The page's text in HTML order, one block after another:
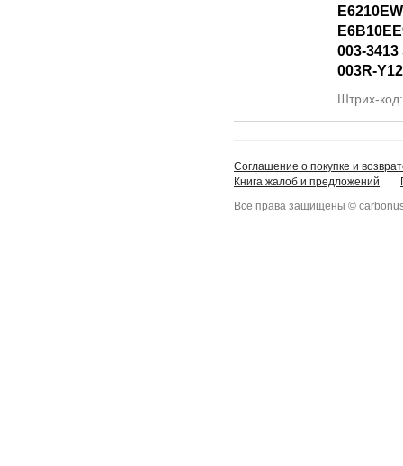
003-3413
003R-Y12
Штрих-
Соглашение о покупке и
Книга жалоб и предложений
Все права защищены ©